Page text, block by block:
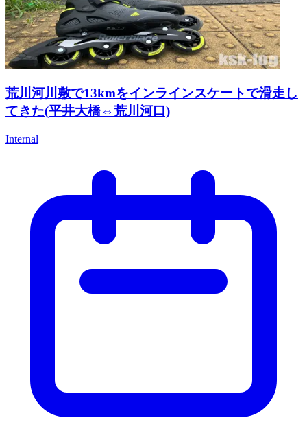
荒川河川敷で13kmをインラインスケートで滑走し
てきた(平井大橋⇔荒川河口)
Internal